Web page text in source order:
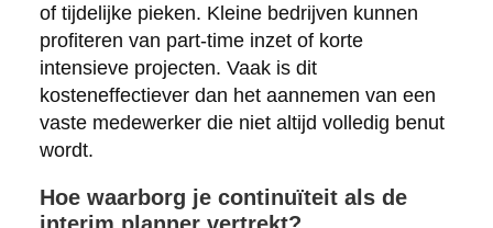
of tijdelijke pieken. Kleine bedrijven kunnen
profiteren van part-time inzet of korte
intensieve projecten. Vaak is dit
kosteneffectiever dan het aannemen van een
vaste medewerker die niet altijd volledig benut
wordt.
Hoe waarborg je continuïteit als de